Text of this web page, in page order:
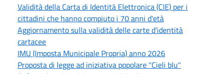
Validità della Carta di Identità Elettronica (CIE) per i
cittadini che hanno compiuto i 70 anni d'età
Aggiornamento sulla validità delle carte d'identità
cartacee
IMU (Imposta Municipale Propria) anno 2026
Proposta di legge ad iniziativa popolare "Cieli blu"